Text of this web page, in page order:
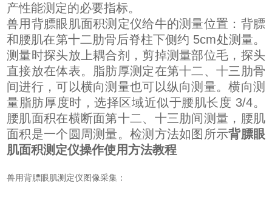
产性能测定的必要指标。
兽用背膘眼肌面积测定仪给牛的测量位置：背膘
和腰肌在第十二肋骨后脊柱下侧约 5cm处测量。
测量时探头放上耦合剂，剪掉测量部位毛，探头
直接放在体表。脂肪厚测定在第十二、十三肋骨
间进行，可以横向测量也可以纵向测量。横向测
量脂肪厚度时，选择区域近似于腰肌长度 3/4。
腰肌面积在横断面第十二、十三肋间测量，腰肌
面积是一个圆周测量。检测方法如图所示背膘眼
肌面积测定仪操作使用方法教程
兽用背膘眼肌测定仪图像采集：